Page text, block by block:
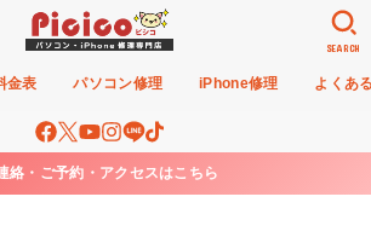
金表 パソコン修理 iPhone修理 よくあ
SEARCH
絡・ご予約・アクセスはこちら